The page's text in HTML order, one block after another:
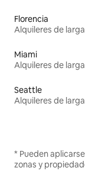
Florencia
Alquileres de
Miami
Alquileres de
Seattle
Alquileres de
* Pueden
zonas y